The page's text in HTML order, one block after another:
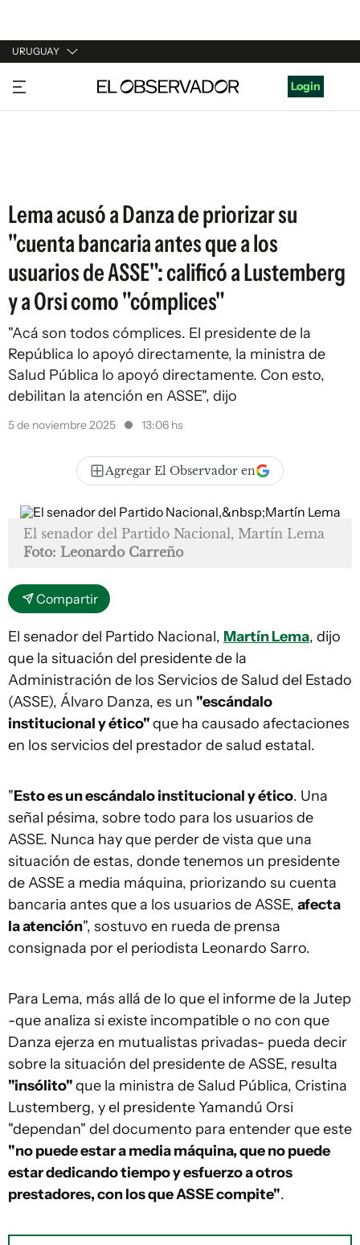
URUGUAY
URUGUAY
ARGENTINA
Login
Lema acusó a Danza de priorizar su
"cuenta bancaria antes que a los
usuarios de ASSE": calificó a Lustemberg
y a Orsi como "cómplices"
"Acá son todos cómplices. El presidente de la
República lo apoyó directamente, la ministra de
Salud Pública lo apoyó directamente. Con esto,
debilitan la atención en ASSE", dijo
5 de noviembre 2025 13:06 hs
Agregar El Observador en
El senador del Partido Nacional, Martín Lema
Foto: Leonardo Carreño
Compartir
El senador del Partido Nacional, Martín Lema, dijo
que la situación del presidente de la
Administración de los Servicios de Salud del Estado
(ASSE), Álvaro Danza, es un "escándalo
institucional y ético"que ha causado afectaciones
en los servicios del prestador de salud estatal.
"Esto es un escándalo institucional y ético. Una
señal pésima, sobre todo para los usuarios de
ASSE. Nunca hay que perder de vista que una
situación de estas, donde tenemos un presidente
de ASSE a media máquina, priorizando su cuenta
bancaria antes que a los usuarios de ASSE, afecta
la atención", sostuvo en rueda de prensa
consignada por el periodista Leonardo Sarro.
Para Lema, más allá de lo que el informe de la Jutep
-que analiza si existe incompatible o no con que
Danza ejerza en mutualistas privadas- pueda decir
sobre la situación del presidente de ASSE, resulta
"insólito"que la ministra de Salud Pública, Cristina
Lustemberg, y el presidente Yamandú Orsi
"dependan" del documento para entender que este
"no puede estar a media máquina, que no puede
estar dedicando tiempo y esfuerzo a otros
prestadores, con los que ASSE compite".